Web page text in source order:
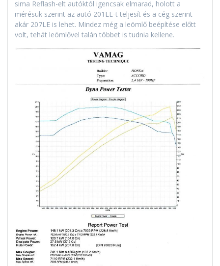
sima Reflash-elt autóktól igencsak elmarad, holott a
mérésük szerint az autó 201LE-t teljesít és a cég szerint
akár 207LE is lehet. Mindez még a leömlő beépítése előtt
volt, tehát leömlővel talán többet is tudnia kellene.